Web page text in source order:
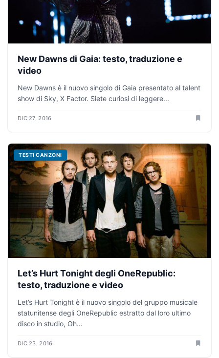
New Dawns di Gaia: testo, traduzione e
video
New Dawns è il nuovo singolo di Gaia presentato al talent
show di Sky, X Factor. Siete curiosi di leggere...
DIC 27, 2016
TESTI CANZONI
Let’s Hurt Tonight degli OneRepublic:
testo, traduzione e video
Let’s Hurt Tonight è il nuovo singolo del gruppo musicale
statunitense degli OneRepublic estratto dal loro ultimo
disco in studio, Oh...
DIC 23, 2016